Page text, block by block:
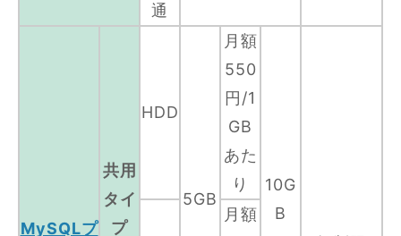
通
MySQLプ
共用
タイ
プ
HDD
5GB
月額
550
円/1
GB
あた
り
10G
B
月額